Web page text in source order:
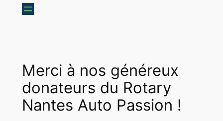
Merci à nos généreux
donateurs du Rotary
Nantes Auto Passion !